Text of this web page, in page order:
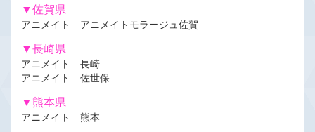
▼佐賀県
アニメイト アニメイトモラージュ佐賀
▼長崎県
アニメイト 長崎
アニメイト 佐世保
▼熊本県
アニメイト 熊本